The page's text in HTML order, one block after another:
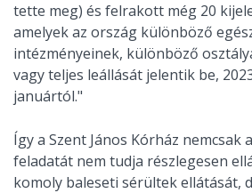
tette meg) és felrakott még 20
amelyek az ország különböző
intézményeinek, különböző
vagy teljes leállását jelentik be,
januártól."
Így a Szent János Kórház nemcsak
feladatát nem tudja részlegesen
komoly baleseti sérültek ellátását,